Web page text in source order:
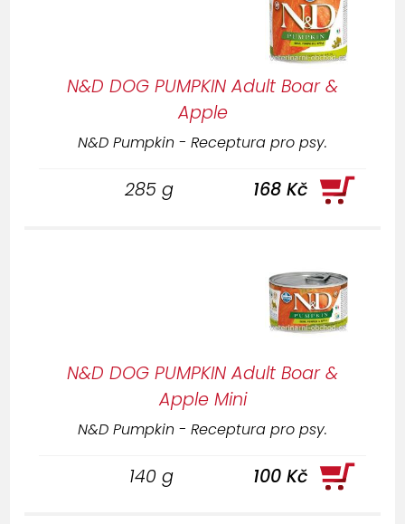
N&D DOG PUMPKIN Adult Boar &
Apple
N&D Pumpkin - Receptura pro psy.
285 g 168 Kč
N&D DOG PUMPKIN Adult Boar &
Apple Mini
N&D Pumpkin - Receptura pro psy.
140 g 100 Kč